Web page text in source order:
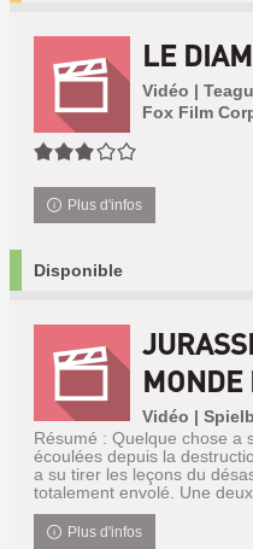
3/5
LE
Vidéo |
Fox Film
Plus d'infos
Disponible
MONDE
Vidéo |
Résumé : Quelque chose a
écoulées depuis la
a su tirer les leçons du
totalement envolé. Une
Plus d'infos